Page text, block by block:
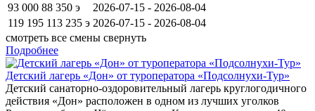
93 000 88 350 э
2026-07-15 - 2026-08-04
119 195 113 235 э 2026-07-15 - 2026-08-04
смотреть все смены свернуть
Подробнее
Детский лагерь «Дон» от туроператора «Подсолнухи-Тур»
Детский санаторно-оздоровительный лагерь круглогодичного
действия «Дон» расположен в одном из лучших уголков